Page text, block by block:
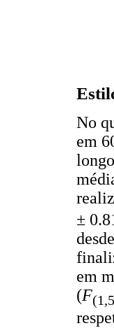
No
em
±
em
(F